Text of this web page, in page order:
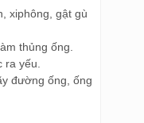
xiphông, gật gù
thủng ống.
yếu.
đường ống, ống